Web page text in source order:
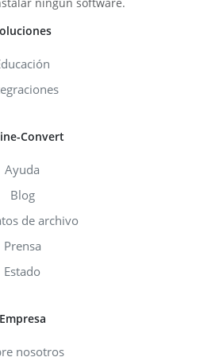
Convert
Ayuda
Blog
de archivo
Prensa
Estado
Empresa
nosotros